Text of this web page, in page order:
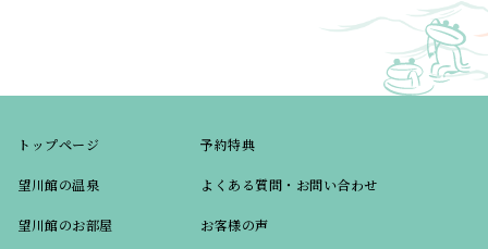
トップページ
望川館の温泉
望川館のお部屋
予約特典
よくある質問・お問い合わせ
お客様の声